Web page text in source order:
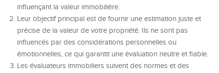
influençant la valeur immobilière.
Leur objectif principal est de fournir une estimation juste et
précise de la valeur de votre propriété. Ils ne sont pas
influencés par des considérations personnelles ou
émotionnelles, ce qui garantit une évaluation neutre et fiable.
Les évaluateurs immobiliers suivent des normes et des